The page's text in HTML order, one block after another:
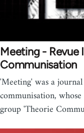
Meeting - Revue
Communisation
'Meeting' was a
communisation,
group 'Theorie